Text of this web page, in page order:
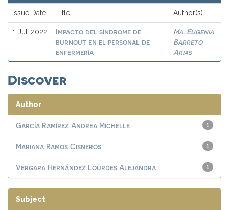
Issue Date Title Author(s)
1-Jul-2022
Impacto del síndrome de
burnout en el personal de
enfermería
Ma. Eugenia
Barreto
Arias
Discover
Author
1
García Ramírez Andrea Michelle
1
Mariana Ramos Cisneros
1
Vergara Hernández Lourdes Alejandra
Subject